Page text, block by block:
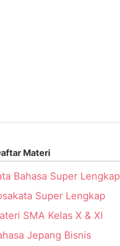
Materi
Bahasa Super Lengkap
Super Lengkap
SMA Kelas X & XI
Jepang Bisnis